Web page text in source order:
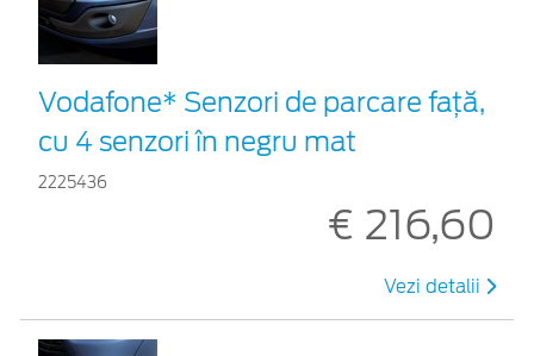
Vodafone* Senzori de parcare față,
cu 4 senzori în negru mat
2225436
€ 216,60
Vezi detalii